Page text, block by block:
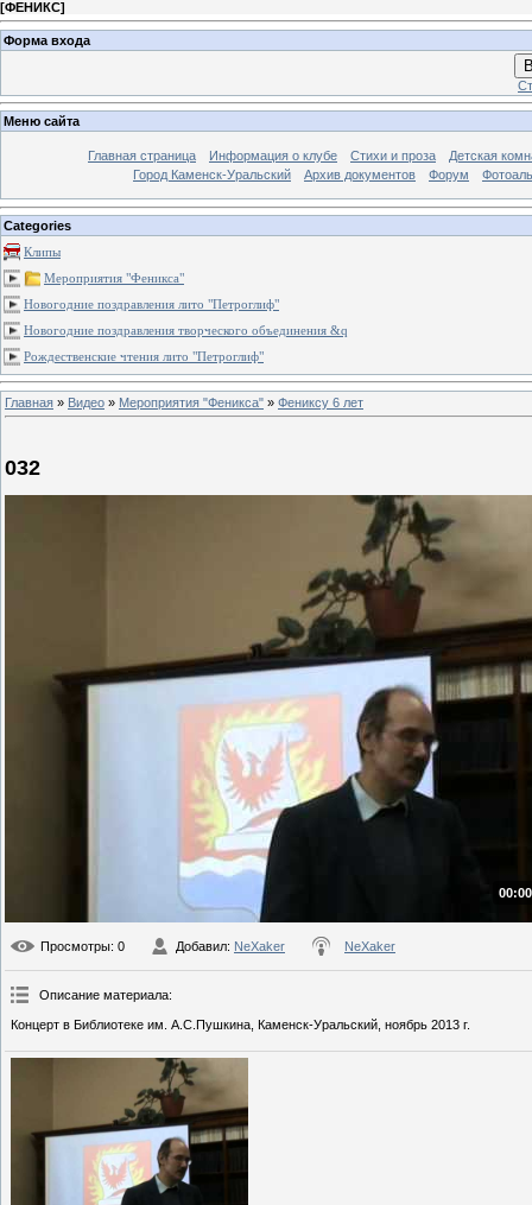
[ФЕНИКС]
Форма входа
Меню сайта
Главная страница Информация о клубе Стихи и проза
Детская
Город Каменск-Уральский
Архив документов Форум
Categories
Клипы
Мероприятия "Феникса"
Новогодние поздравления лито "Петроглиф"
Новогодние поздравления творческого объединения &q
Рождественские чтения лито "Петроглиф"
Главная » Видео » Мероприятия "Феникса" » Фениксу 6 лет
032
Просмотры: 0 Добавил: NeXaker NeXaker
Описание материала:
Концерт в Библиотеке им. А.С.Пушкина, Каменск-Уральский, ноябрь 2013 г.